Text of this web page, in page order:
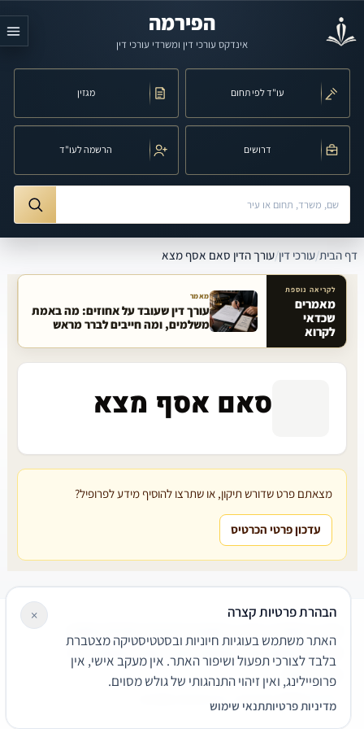
הפירמה
אינדקס עורכי דין ומשרדי עורכי דין
עו"ד לפי תחום מגזין
דרושים הרשמה לעו"ד
חיפוש לפי שם, משרד, תחום משפט או עיר
דף הבית/עורכי דין/עורך הדין סאם אסף מצא
מאמרים קשורים באתר
לקריאה נוספת
מאמרים
שכדאי
לקרוא
מאמר
עורך דין שעובד על אחוזים: מה באמת
משלמים, ומה חייבים לברר מראש
סאם אסף מצא
מצאתם פרט שדורש תיקון, או שתרצו להוסיף מידע לפרופיל?
עדכון פרטי הכרטיס
שירותים משפטיים
דרושים צור קשר נגישותפרטיות
תנאי שימוש
© 2026 הפירמה. כל הזכויות שמורות.
הבהרת פרטיות קצרה
האתר משתמש בעוגיות חיוניות ובסטטיסטיקה מצטברת
בלבד לצורכי תפעול ושיפור האתר. אין מעקב אישי, אין
פרופיילינג, ואין זיהוי התנהגותי של גולש מסוים.
מדיניות פרטיותתנאי שימוש
×